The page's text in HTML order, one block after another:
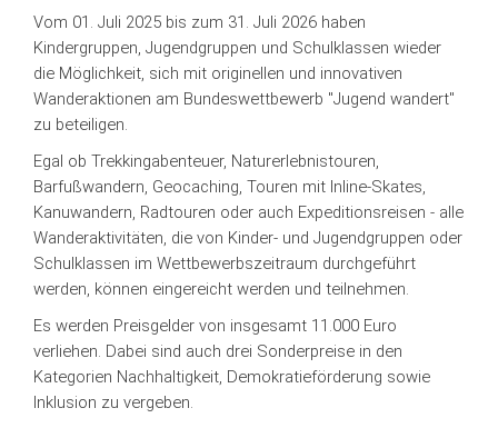
Vom 01. Juli 2025 bis zum 31. Juli 2026 haben
Kindergruppen, Jugendgruppen und Schulklassen wieder
die Möglichkeit, sich mit originellen und innovativen
Wanderaktionen am Bundeswettbewerb "Jugend wandert"
zu beteiligen.
Egal ob Trekkingabenteuer, Naturerlebnistouren,
Barfußwandern, Geocaching, Touren mit Inline-Skates,
Kanuwandern, Radtouren oder auch Expeditionsreisen - alle
Wanderaktivitäten, die von Kinder- und Jugendgruppen oder
Schulklassen im Wettbewerbszeitraum durchgeführt
werden, können eingereicht werden und teilnehmen.
Es werden Preisgelder von insgesamt 11.000 Euro
verliehen. Dabei sind auch drei Sonderpreise in den
Kategorien Nachhaltigkeit, Demokratieförderung sowie
Inklusion zu vergeben.